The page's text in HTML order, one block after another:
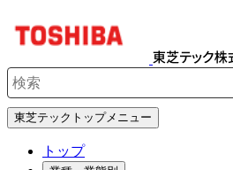
検索キーワード入力
東芝テックトップメニュー
トップ